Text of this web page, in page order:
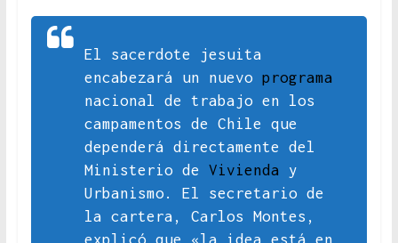
El sacerdote jesuita
encabezará un nuevo programa
nacional de trabajo en los
campamentos de Chile que
dependerá directamente del
Ministerio de Vivienda y
Urbanismo. El secretario de
la cartera, Carlos Montes,